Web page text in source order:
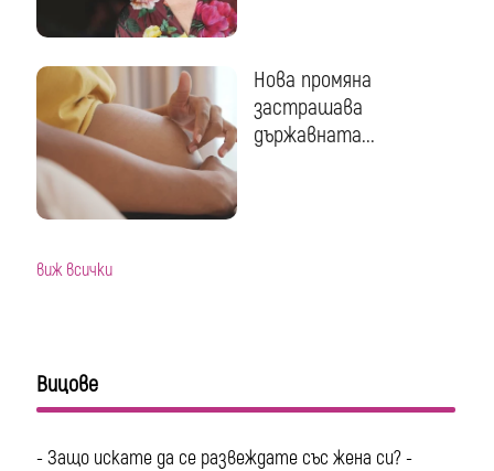
Нова промяна
застрашава
държавната...
виж всички
Вицове
- Защо искате да се развеждате със жена си? -